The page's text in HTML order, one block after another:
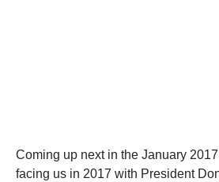
Coming up next in the January
facing us in 2017 with President